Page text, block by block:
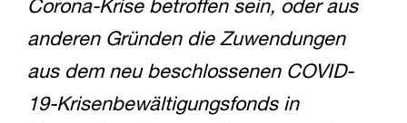
Corona-Krise betroffen sein, oder aus
anderen Gründen die Zuwendungen
aus dem neu beschlossenen COVID-
19-Krisenbewältigungsfonds in